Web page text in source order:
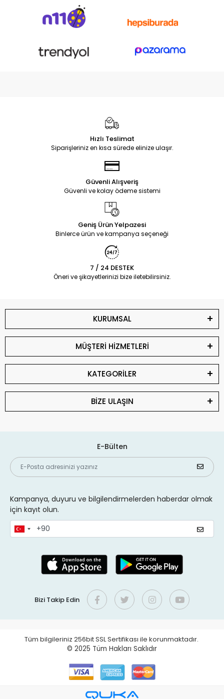
Hızlı Teslimat
Siparişleriniz en kısa sürede elinize ulaşır.
Güvenli Alışveriş
Güvenli ve kolay ödeme sistemi
Geniş Ürün Yelpazesi
Binlerce ürün ve kampanya seçeneği
7 / 24 DESTEK
Öneri ve şikayetlerinizi bize iletebilirsiniz.
KURUMSAL
MÜŞTERİ HİZMETLERİ
KATEGORİLER
BİZE ULAŞIN
E-Bülten
Kampanya, duyuru ve bilgilendirmelerden haberdar olmak
için kayıt olun.
Bizi Takip Edin
Tüm bilgileriniz 256bit SSL Sertifikası ile korunmaktadır.
© 2025 Tüm Hakları Saklıdır